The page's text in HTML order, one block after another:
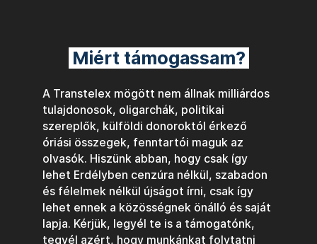
Miért támogassam?
A Transtelex mögött nem állnak milliárdos
tulajdonosok, oligarchák, politikai
szereplők, külföldi donoroktól érkező
óriási összegek, fenntartói maguk az
olvasók. Hiszünk abban, hogy csak így
lehet Erdélyben cenzúra nélkül, szabadon
és félelmek nélkül újságot írni, csak így
lehet ennek a közösségnek önálló és saját
lapja. Kérjük, legyél te is a támogatónk,
tegyél azért, hogy munkánkat folytatni